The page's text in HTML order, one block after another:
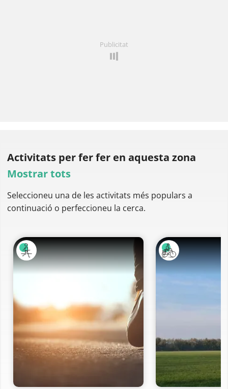
Publicitat
Activitats per ferfer en aquesta zona
Mostrar tots
Seleccioneu una de les activitats més populars a
continuació o perfeccioneu la cerca.